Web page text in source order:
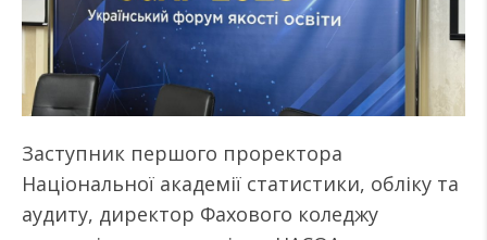
Заступник першого проректора
Національної академії статистики, обліку та
аудиту, директор Фахового коледжу